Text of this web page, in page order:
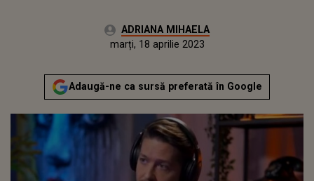
Autor:ADRIANA MIHAELA
Actualizat:
marți, 18 aprilie 2023
Adaugă-ne ca sursă preferată în Google